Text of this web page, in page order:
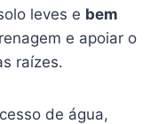
leves e bem
e apoiar o
raízes.
de água,